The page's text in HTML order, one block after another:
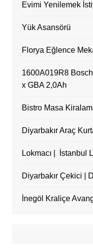
Evimi Yenilemek
Yük Asansörü
Florya Eğlence
1600A019R8
x GBA 2,0Ah
Bistro Masa
Diyarbakır Araç
Lokmacı | İstanbul
Diyarbakır Çekici |
İnegöl Kraliçe